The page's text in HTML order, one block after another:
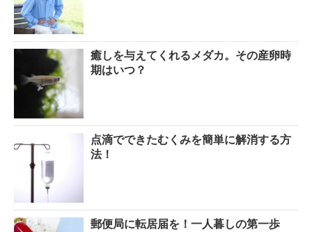
癒しを与えてくれるメダカ。その産卵時
期はいつ？
点滴でできたむくみを簡単に解消する方
法！
郵便局に転居届を！一人暮しの第一歩